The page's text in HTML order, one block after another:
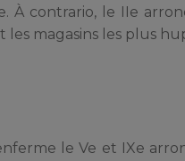
À contrario, le IIe
les magasins les plus
le Ve et IXe